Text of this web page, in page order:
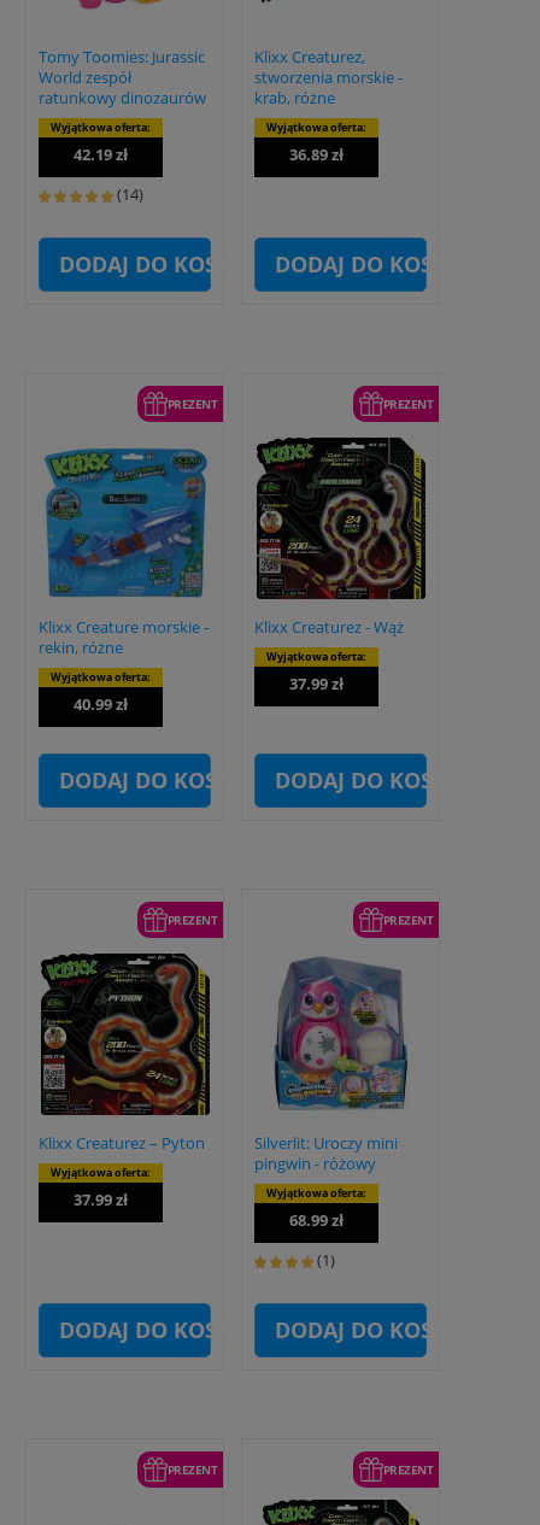
Tomy Toomies: Jurassic
World zespół
ratunkowy dinozaurów
Wyjątkowa oferta:
42.19 zł
(14)
DODAJ DO KOSZYKA
Klixx Creaturez,
stworzenia morskie -
krab, różne
Wyjątkowa oferta:
36.89 zł
DODAJ DO KOSZYKA
PREZENT
Klixx Creature morskie -
rekin, różne
Wyjątkowa oferta:
40.99 zł
DODAJ DO KOSZYKA
PREZENT
Klixx Creaturez - Wąż
Wyjątkowa oferta:
37.99 zł
DODAJ DO KOSZYKA
PREZENT
Klixx Creaturez – Pyton
Wyjątkowa oferta:
37.99 zł
DODAJ DO KOSZYKA
PREZENT
Silverlit: Uroczy mini
pingwin - różowy
Wyjątkowa oferta:
68.99 zł
(1)
DODAJ DO KOSZYKA
PREZENT PREZENT